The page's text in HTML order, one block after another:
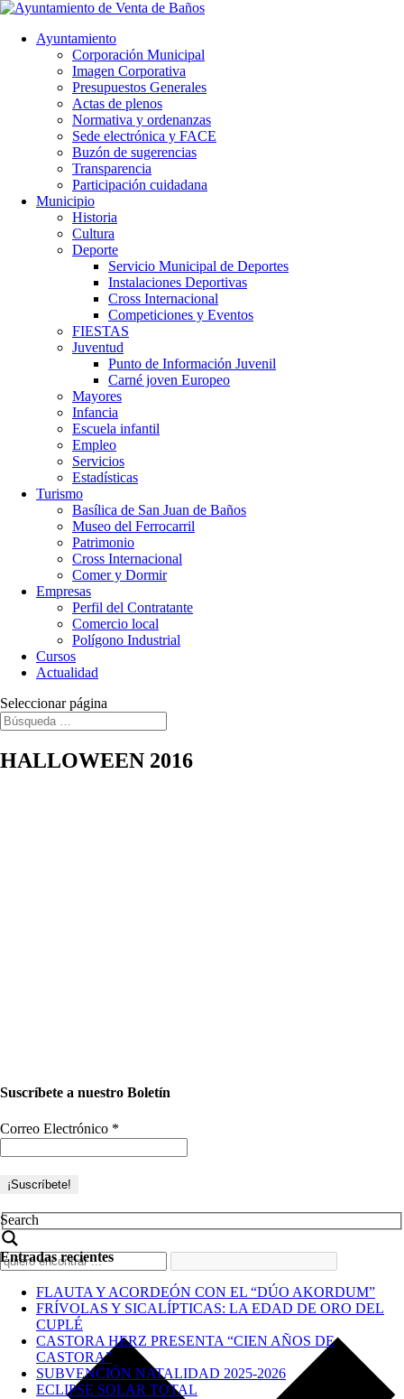
Ayuntamiento
Corporación Municipal
Imagen Corporativa
Presupuestos Generales
Actas de plenos
Normativa y ordenanzas
Sede electrónica y FACE
Buzón de sugerencias
Transparencia
Participación cuidadana
Municipio
Historia
Cultura
Deporte
Servicio Municipal de Deportes
Instalaciones Deportivas
Cross Internacional
Competiciones y Eventos
FIESTAS
Juventud
Punto de Información Juvenil
Carné joven Europeo
Mayores
Infancia
Escuela infantil
Empleo
Servicios
Estadísticas
Turismo
Basílica de San Juan de Baños
Museo del Ferrocarril
Patrimonio
Cross Internacional
Comer y Dormir
Empresas
Perfil del Contratante
Comercio local
Polígono Industrial
Cursos
Actualidad
Seleccionar página
HALLOWEEN 2016
Suscríbete a nuestro Boletín
Correo Electrónico *
Search
Entradas recientes
FLAUTA Y ACORDEÓN CON EL “DÚO AKORDUM”
FRÍVOLAS Y SICALÍPTICAS: LA EDAD DE ORO DEL
CUPLÉ
CASTORA HERZ PRESENTA “CIEN AÑOS DE
CASTORA”
SUBVENCIÓN NATALIDAD 2025-2026
ECLIPSE SOLAR TOTAL